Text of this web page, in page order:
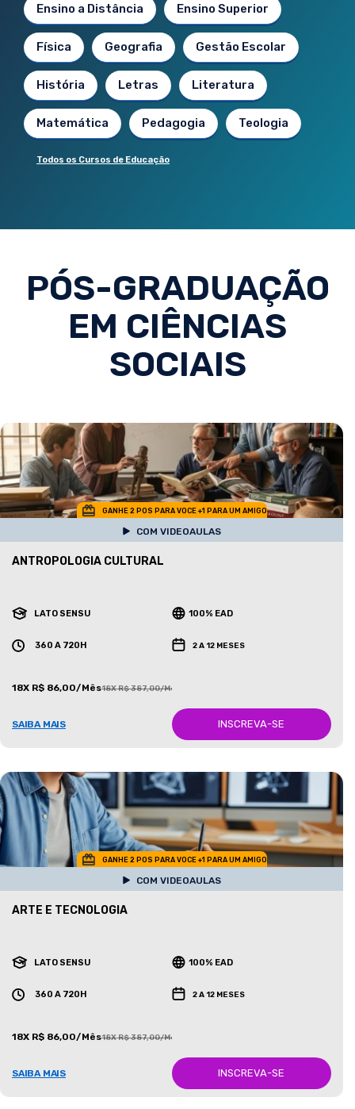
Ensino a Distância Ensino Superior
Física Geografia Gestão Escolar
História Letras Literatura
Matemática Pedagogia Teologia
Todos os Cursos de Educação
PÓS-GRADUAÇÃO
EM CIÊNCIAS
SOCIAIS
GANHE 2 POS PARA VOCE +1 PARA UM AMIGO
COM VIDEOAULAS
ANTROPOLOGIA CULTURAL
LATO SENSU 100% EAD
360 A 720H 2 A 12 MESES
18X R$ 86,00/Mês18X R$ 387,00/Mês
SAIBA MAIS INSCREVA-SE
GANHE 2 POS PARA VOCE +1 PARA UM AMIGO
COM VIDEOAULAS
ARTE E TECNOLOGIA
LATO SENSU 100% EAD
360 A 720H 2 A 12 MESES
18X R$ 86,00/Mês18X R$ 387,00/Mês
SAIBA MAIS INSCREVA-SE